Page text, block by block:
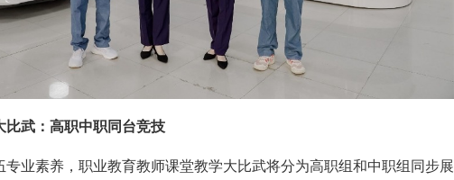
比武：高职中职同台竞技
专业素养，职业教育教师课堂教学大比武将分为高职组和中职组同步展